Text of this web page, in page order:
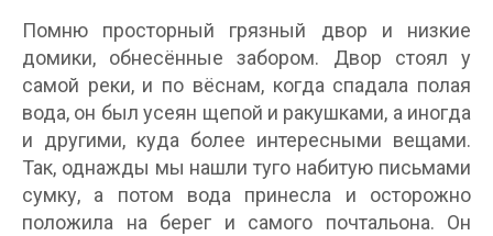
Помню просторный грязный двор и низкие
домики, обнесённые забором. Двор стоял у
самой реки, и по вёснам, когда спадала полая
вода, он был усеян щепой и ракушками, а иногда
и другими, куда более интересными вещами.
Так, однажды мы нашли туго набитую письмами
сумку, а потом вода принесла и осторожно
положила на берег и самого почтальона. Он